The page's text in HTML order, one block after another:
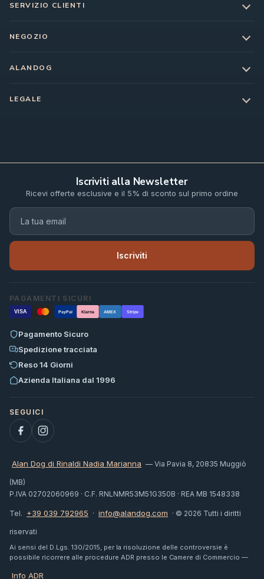
SERVIZIO CLIENTI
NEGOZIO
ALANDOG
LEGALE
Iscriviti alla Newsletter
Ricevi offerte esclusive e il 5% di sconto sul primo ordine
Iscriviti
PAGAMENTI SICURI
VISA PayPal Klarna AMEX Stripe
Pagamento Sicuro
Spedizione tracciata
Reso 14 Giorni
Azienda Italiana dal 1996
Alan Dog di Rinaldi Nadia Marianna — Via Pavia 8, 20835 Muggiò
(MB)
P.IVA 02702060969 · C.F. RNLNMR53M51G350B · REA MB 1548338
Tel. +39 039 792965 · info@alandog.com · © 2026 Tutti i diritti
riservati
Ai sensi del D.Lgs. 130/2015, per la risoluzione delle controversie è
possibile ricorrere alle procedure ADR presso le Camere di Commercio —
Info ADR